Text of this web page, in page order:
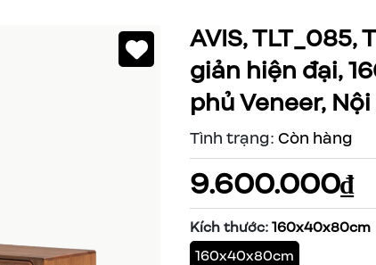
AVIS,
giản hiện đại,
phủ Veneer,
Tình trạng: Còn hàng
9.600.000₫
Kích thước: 160x40x80cm
160x40x80cm